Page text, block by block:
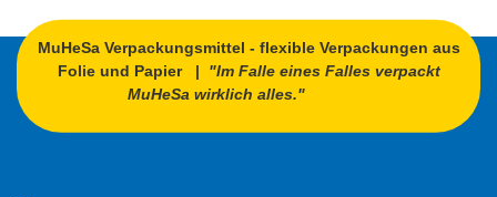
MuHeSa Verpackungsmittel - flexible Verpackungen aus
Folie und Papier | "Im Falle eines Falles verpackt
MuHeSa wirklich alles."